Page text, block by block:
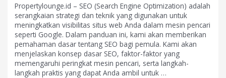
Propertylounge.id – SEO (Search Engine Optimization) adalah
serangkaian strategi dan teknik yang digunakan untuk
meningkatkan visibilitas situs web Anda dalam mesin pencari
seperti Google. Dalam panduan ini, kami akan memberikan
pemahaman dasar tentang SEO bagi pemula. Kami akan
menjelaskan konsep dasar SEO, faktor-faktor yang
memengaruhi peringkat mesin pencari, serta langkah-
langkah praktis yang dapat Anda ambil untuk …